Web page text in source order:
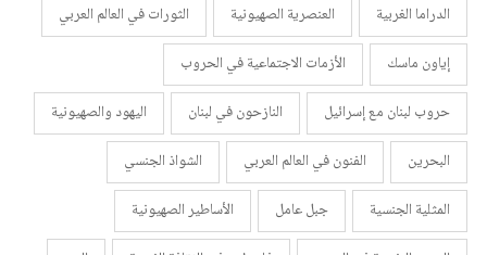
الدراما الغربية
العنصرية الصهيونية
الثورات في العالم العربي
إياون ماسك
الأزمات الاجتماعية في الحروب
حروب لبنان مع إسرائيل
النازحون في لبنان
اليهود والصهيونية
البحرين
الفنون في العالم العربي
الشواذ الجنسي
المثلية الجنسية
جبل عامل
الأساطير الصهيونية